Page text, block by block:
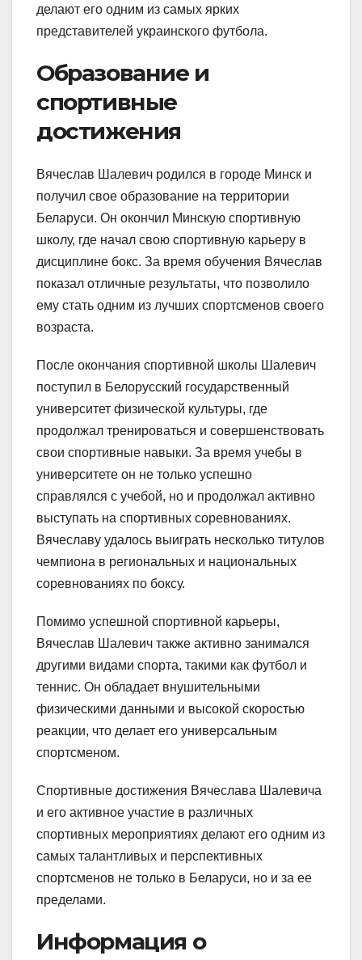
делают его одним из самых ярких
представителей украинского футбола.
Образование и
спортивные
достижения
Вячеслав Шалевич родился в городе Минск и
получил свое образование на территории
Беларуси. Он окончил Минскую спортивную
школу, где начал свою спортивную карьеру в
дисциплине бокс. За время обучения Вячеслав
показал отличные результаты, что позволило
ему стать одним из лучших спортсменов своего
возраста.
После окончания спортивной школы Шалевич
поступил в Белорусский государственный
университет физической культуры, где
продолжал тренироваться и совершенствовать
свои спортивные навыки. За время учебы в
университете он не только успешно
справлялся с учебой, но и продолжал активно
выступать на спортивных соревнованиях.
Вячеславу удалось выиграть несколько титулов
чемпиона в региональных и национальных
соревнованиях по боксу.
Помимо успешной спортивной карьеры,
Вячеслав Шалевич также активно занимался
другими видами спорта, такими как футбол и
теннис. Он обладает внушительными
физическими данными и высокой скоростью
реакции, что делает его универсальным
спортсменом.
Спортивные достижения Вячеслава Шалевича
и его активное участие в различных
спортивных мероприятиях делают его одним из
самых талантливых и перспективных
спортсменов не только в Беларуси, но и за ее
пределами.
Информация о